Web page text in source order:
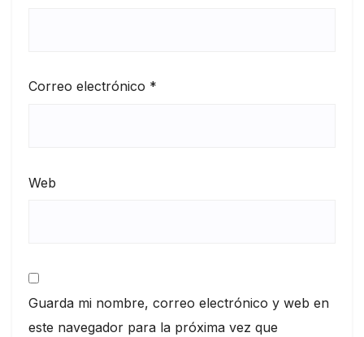
Correo electrónico *
Web
Guarda mi nombre, correo electrónico y web en
este navegador para la próxima vez que